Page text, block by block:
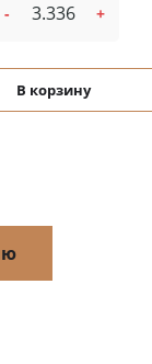
- +
В корзину